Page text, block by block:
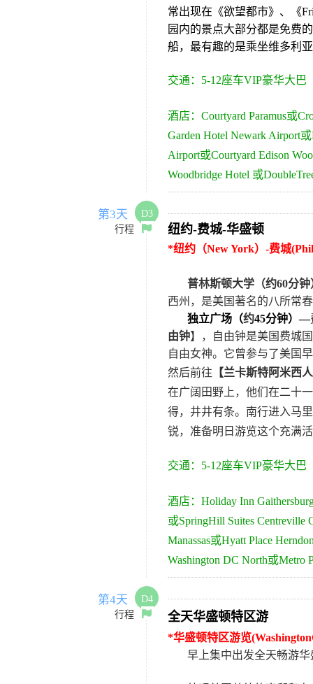
常出现在《欲望都市》、《
园内的景点大部分都是免费
船，最有趣的是乘坐维多利
交通： 5-12座车VIP豪华大巴
酒店： Courtyard Paramus或
Garden Hotel Newark Airport或
Airport或Courtyard Edison
Woodbridge Hotel 或
第3天
D3
行程
纽约-费城-华盛顿
*纽约（New York）-费城
普林斯顿大学（约60分钟
西州，是美国著名的八所常
独立广场（约45分钟）—
由钟】，自由钟是美国费城
自由女神。它曾参与了美国
然后前往 【兰卡斯特阿米西
在广阔田野上，他们在二十
得，井井有条。南行进入马
锐，准备明日游览这个充满
交通： 5-12座车VIP豪华大巴
酒店： Holiday Inn
或SpringHill Suites Centreville
Manassas或Hyatt Place
Washington DC North或Metro
第4天
D4
行程
全天华盛顿特区游
*华盛顿特区游览
早上集中出发全天畅游